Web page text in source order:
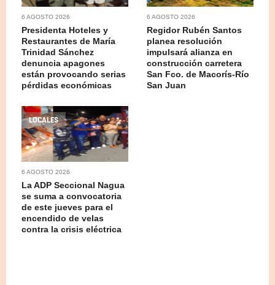
6 AGOSTO 2026
Presidenta Hoteles y
Restaurantes de María
Trinidad Sánchez
denuncia apagones
están provocando serias
pérdidas económicas
6 AGOSTO 2026
Regidor Rubén Santos
planea resolución
impulsará alianza en
construcción carretera
San Fco. de Macorís-Río
San Juan
LOCALES
6 AGOSTO 2026
La ADP Seccional Nagua
se suma a convocatoria
de este jueves para el
encendido de velas
contra la crisis eléctrica